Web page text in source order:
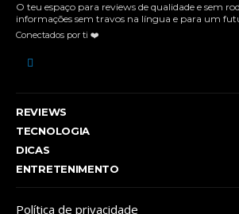
O teu espaço para reviews de qualidade e sem
informações sem travos na língua e para um
Conectados por ti ❤️
REVIEWS
TECNOLOGIA
DICAS
ENTRETENIMENTO
Política de privacidade